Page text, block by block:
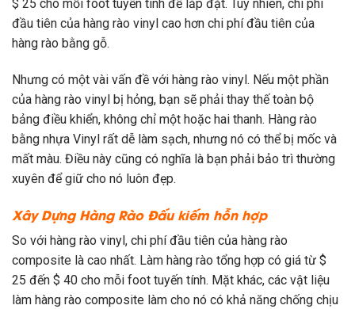
$ 25 cho mỗi foot tuyến tính để lắp đặt. Tuy nhiên, chi phí
đầu tiên của hàng rào vinyl cao hơn chi phí đầu tiên của
hàng rào bằng gỗ.
Nhưng có một vài vấn đề với hàng rào vinyl. Nếu một phần
của hàng rào vinyl bị hỏng, bạn sẽ phải thay thế toàn bộ
bảng điều khiển, không chỉ một hoặc hai thanh. Hàng rào
bằng nhựa Vinyl rất dễ làm sạch, nhưng nó có thể bị mốc và
mất màu. Điều này cũng có nghĩa là bạn phải bảo trì thường
xuyên để giữ cho nó luôn đẹp.
Xây Dựng Hàng Rào Đấu kiếm hỗn hợp
So với hàng rào vinyl, chi phí đầu tiên của hàng rào
composite là cao nhất. Làm hàng rào tổng hợp có giá từ $
25 đến $ 40 cho mỗi foot tuyến tính. Mặt khác, các vật liệu
làm hàng rào composite làm cho nó có khả năng chống chịu